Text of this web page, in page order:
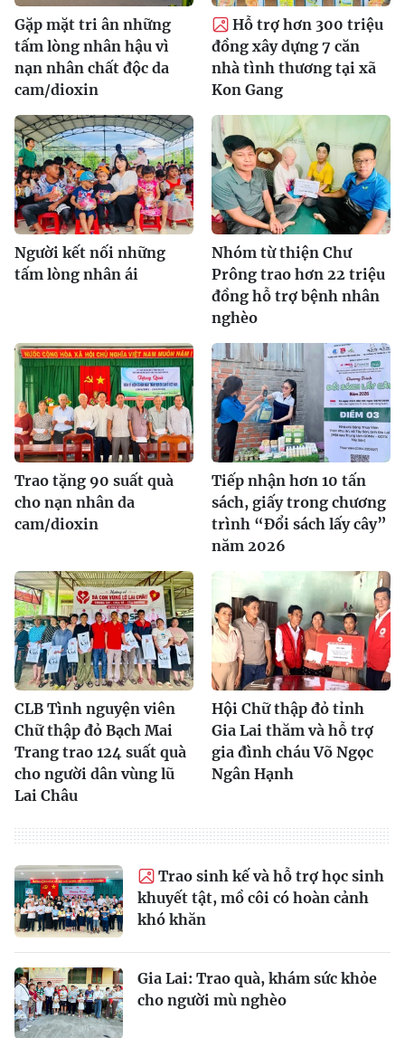
Gặp mặt tri ân những
tấm lòng nhân hậu vì
nạn nhân chất độc da
cam/dioxin
Hỗ trợ hơn 300 triệu
đồng xây dựng 7 căn
nhà tình thương tại xã
Kon Gang
Người kết nối những
tấm lòng nhân ái
Nhóm từ thiện Chư
Prông trao hơn 22 triệu
đồng hỗ trợ bệnh nhân
nghèo
Trao tặng 90 suất quà
cho nạn nhân da
cam/dioxin
Tiếp nhận hơn 10 tấn
sách, giấy trong chương
trình “Đổi sách lấy cây”
năm 2026
CLB Tình nguyện viên
Chữ thập đỏ Bạch Mai
Trang trao 124 suất quà
cho người dân vùng lũ
Lai Châu
Hội Chữ thập đỏ tỉnh
Gia Lai thăm và hỗ trợ
gia đình cháu Võ Ngọc
Ngân Hạnh
Trao sinh kế và hỗ trợ học sinh
khuyết tật, mồ côi có hoàn cảnh
khó khăn
Gia Lai: Trao quà, khám sức khỏe
cho người mù nghèo